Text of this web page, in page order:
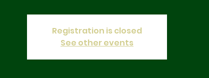
Registration is closed
See other events